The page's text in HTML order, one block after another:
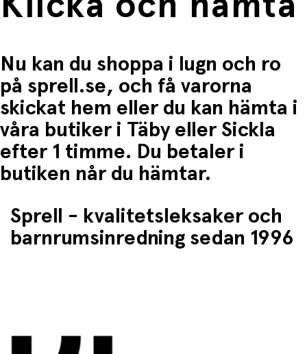
Nu kan du shoppa i lugn och ro
på sprell.se, och få varorna
skickat hem eller du kan hämta i
våra butiker i Täby eller Sickla
efter 1 timme. Du betaler i
butiken når du hämtar.
Sprell - kvalitetsleksaker och
barnrumsinredning sedan 1996